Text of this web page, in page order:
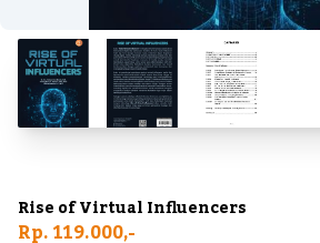
Rise of Virtual Influencers
Rp. 119.000,-